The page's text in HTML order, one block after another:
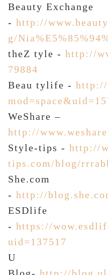
Beauty Exchange
- http://
g/
theZ tyle - http://
79884
Beau tylife - http://
WeShare –
http://
Style-tips - http://
tips.com/blog/
She.com
- http://
ESDlife
- https://
uid=137517
U